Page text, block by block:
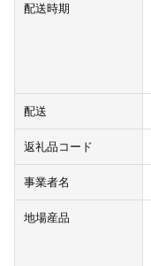
配送時期
配送
返礼品コード
事業者名
地場産品